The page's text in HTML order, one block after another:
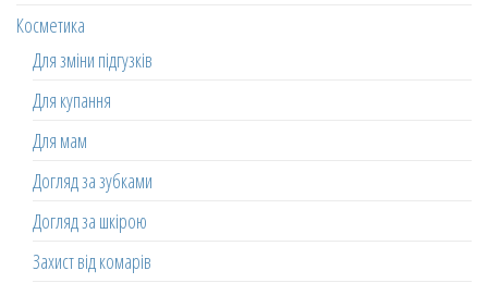
Косметика
Для зміни підгузків
Для купання
Для мам
Догляд за зубками
Догляд за шкірою
Захист від комарів